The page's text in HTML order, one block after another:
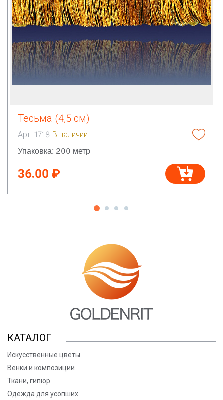
Тесьма (4,5 см)
Арт. 1718 В наличии
Упаковка: 200 метр
36.00 ₽
КАТАЛОГ
Искусственные цветы
Венки и композиции
Ткани, гипюр
Одежда для усопших